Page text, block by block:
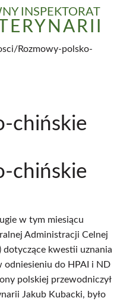
INSPEKTORAT
Rozmowy-polsko-
chińskie
chińskie
w tym miesiącu
Administracji Celnej
dotyczące kwestii uznania
odniesieniu do HPAI i ND
polskiej przewodniczył
Jakub Kubacki, było